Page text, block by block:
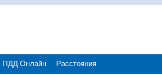
ПДД Онлайн Расстояния